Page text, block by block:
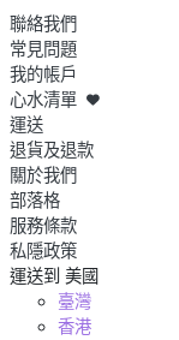
聯絡我們
常見問題
我的帳戶
心水清單
運送
退貨及退款
關於我們
部落格
服務條款
私隱政策
運送到 美國
臺灣
香港